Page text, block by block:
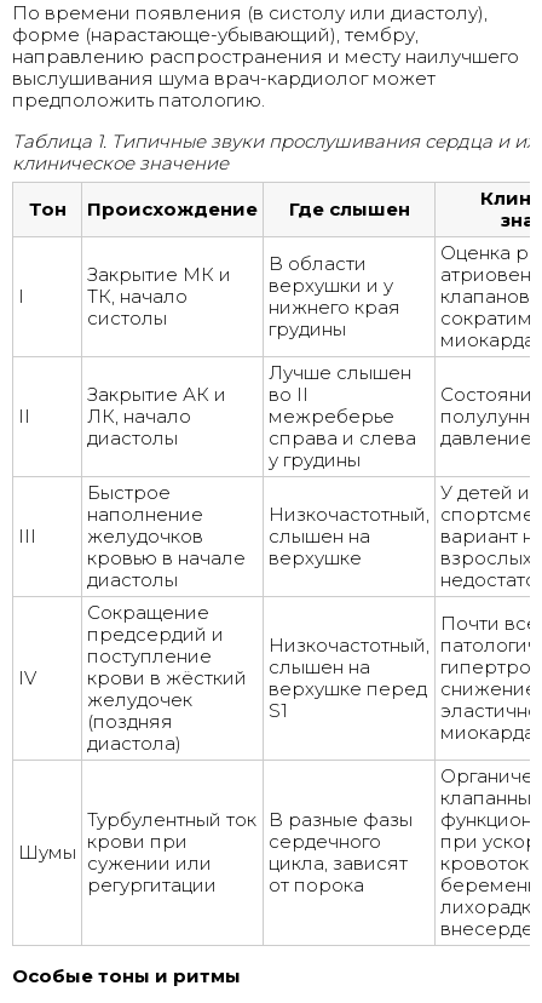
По времени появления (в систолу или диастолу),
форме (нарастающе-убывающий), тембру,
направлению распространения и месту наилучшего
выслушивания шума врач-кардиолог может
предположить патологию.
Таблица 1. Типичные звуки прослушивания сердца и их
клиническое значение
Тон
Происхождение Где слышен
I
Закрытие МК и
ТК, начало
систолы
В области
верхушки и у
нижнего края
грудины
Оценка
клапанов,
миокарда
II
Закрытие АК и
ЛК, начало
диастолы
Лучше слышен
во II
межреберье
справа и слева
у грудины
давление
III
Быстрое
наполнение
желудочков
кровью в начале
диастолы
Низкочастотный,
слышен на
верхушке
У детей и
вариант
взрослых
IV
Сокращение
предсердий и
поступление
крови в жёсткий
желудочек
(поздняя
диастола)
Низкочастотный,
слышен на
верхушке перед
S1
Почти
снижение
миокарда
Шумы
Турбулентный ток
крови при
сужении или
регургитации
В разные фазы
сердечного
цикла, зависят
от порока
при
Особые тоны и ритмы